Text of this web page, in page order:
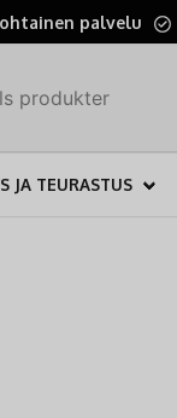
palvelu
JA TEURASTUS